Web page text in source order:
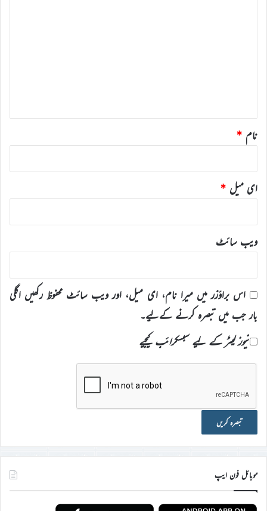
نام *
ای میل *
ویب‌ سائٹ
اس براؤزر میں میرا نام، ای میل، اور ویب سائٹ محفوظ رکھیں اگلی
بار جب میں تبصرہ کرنے کےلیے۔
نیوز لیٹر کے لیے سبسکرائب کیجیے
موبائل فون ایپ